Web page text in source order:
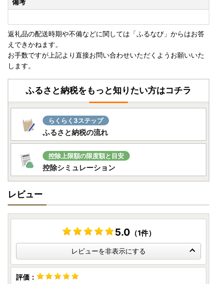
問合せ」で検索ください）
明書を保管ください。
※保証期間の開始日は、返礼品のお届け日から対象といたし
ます。
※保証適用外品もありますことご承知おきください。
※未開封・未使用であっても、メーカー保証の期間は変わり
ません
保証期間内に故障や不具合が生じた場合は、保証規定にした
がって修理や交換等の方法でご対応となりますので、アイリ
同梱されている保証書に記載の連絡先までお問い合わせくだ
さい。
～問い合わせについて～
JTBふるさと納税コールセンター
お問い合わせフォーム：https://faq.furu-po.com/helpdes
k?category_id=231&site_domain=furusato
営業時間：10：00～17：00（1/1～1/3を除く）
商品不具合などのお問い合わせも、こちらのお問い合わせ先
レビューへの書き込みでは対応できませんのでご了承願いま
す
備考
返礼品の配送時期や不備などに関しては「ふるなび」からはお答
えできかねます。
お手数ですが上記より直接お問い合わせいただくようお願いいた
します。
ふるさと納税をもっと知りたい方はコチラ
らくらく3ステップ
ふるさと納税の流れ
控除上限額の限度額と目安
控除シミュレーション
レビュー
5.0 （1件）
レビューを非表示にする